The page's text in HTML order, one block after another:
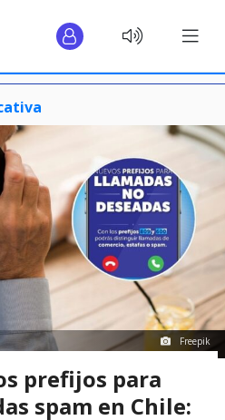
Freepik
prefijos para
spam en Chile: